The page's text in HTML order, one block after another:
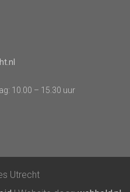
10.00 – 15.30 uur
Utrecht